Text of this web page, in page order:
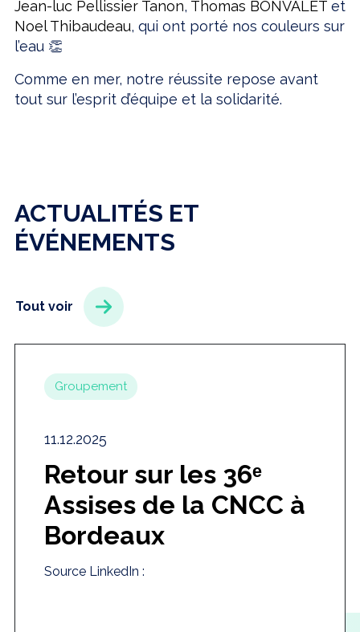
Jean-luc Pellissier Tanon, Thomas BONVALET et
Noel Thibaudeau, qui ont porté nos couleurs sur
l’eau 👏
Comme en mer, notre réussite repose avant
tout sur l’esprit d’équipe et la solidarité.
ACTUALITÉS ET
ÉVÉNEMENTS
Tout voir
Groupement
11.12.2025
Retour sur les 36ᵉ
Assises de la CNCC à
Bordeaux
Source LinkedIn :